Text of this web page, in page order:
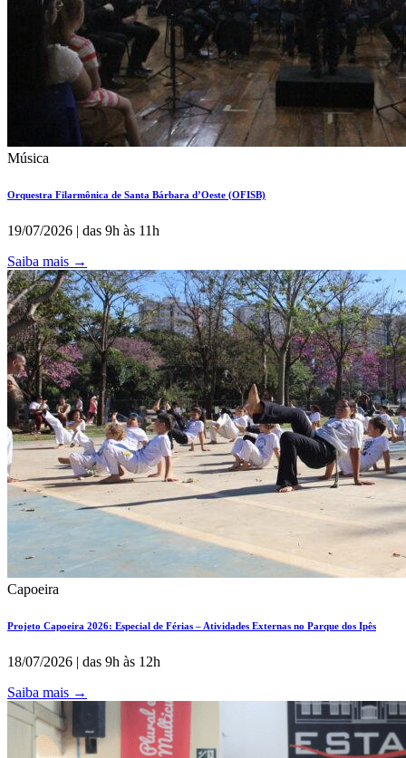
Música
Orquestra Filarmônica de Santa Bárbara d’Oeste (OFISB)
19/07/2026 | das 9h às 11h
Saiba mais →
Capoeira
Projeto Capoeira 2026: Especial de Férias – Atividades Externas no Parque dos Ipês
18/07/2026 | das 9h às 12h
Saiba mais →